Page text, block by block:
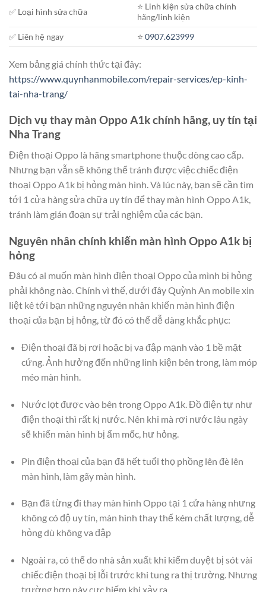
✅ Loại hình sửa chữa
⭐️ Linh kiện sửa chữa chính
hãng/linh kiện
✅ Liên hệ ngay
⭐️0907.623999
Xem bảng giá chính thức tại đây:
https://www.quynhanmobile.com/repair-services/ep-kinh-
tai-nha-trang/
Dịch vụ thay màn Oppo A1k chính hãng, uy tín tại
Nha Trang
Điện thoại Oppo là hãng smartphone thuộc dòng cao cấp.
Nhưng bạn vẫn sẽ không thể tránh được việc chiếc điện
thoại Oppo A1k bị hỏng màn hình. Và lúc này, bạn sẽ cần tìm
tới 1 cửa hàng sửa chữa uy tín để thay màn hình Oppo A1k,
tránh làm gián đoạn sự trải nghiệm của các bạn.
Nguyên nhân chính khiến màn hình Oppo A1k bị
hỏng
Đâu có ai muốn màn hình điện thoại Oppo của mình bị hỏng
phải không nào. Chính vì thế, dưới đây Quỳnh An mobile xin
liệt kê tới bạn những nguyên nhân khiến màn hình điện
thoại của bạn bị hỏng, từ đó có thể dễ dàng khắc phục:
Điện thoại đã bị rơi hoặc bị va đập mạnh vào 1 bề mặt
cứng. Ảnh hưởng đến những linh kiện bên trong, làm móp
méo màn hình.
Nước lọt được vào bên trong Oppo A1k. Đồ điện tự như
điện thoại thì rất kị nước. Nên khi mà rơi nước lâu ngày
sẽ khiến màn hình bị ẩm mốc, hư hỏng.
Pin điện thoại của bạn đã hết tuổi thọ phồng lên đè lên
màn hình, làm gãy màn hình.
Bạn đã từng đi thay màn hình Oppo tại 1 cửa hàng nhưng
không có độ uy tín, màn hình thay thế kém chất lượng, dễ
hỏng dù không va đập
Ngoài ra, có thể do nhà sản xuất khi kiểm duyệt bị sót vài
chiếc điện thoại bị lỗi trước khi tung ra thị trường. Nhưng
trường hợp này cực hiếm khi xảy ra.